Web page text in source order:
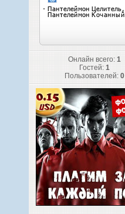
Онлайн всего: 1
Гостей: 1
Пользователей: 0